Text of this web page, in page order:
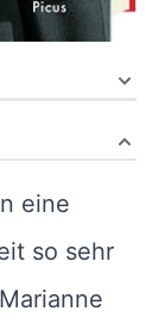
eine
so sehr